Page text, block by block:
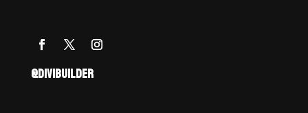
@DIVIBUILDER